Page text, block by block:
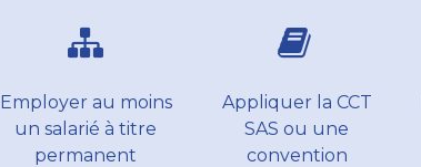
Employer au moins
un salarié à titre
permanent
Appliquer la CCT
SAS ou une
convention